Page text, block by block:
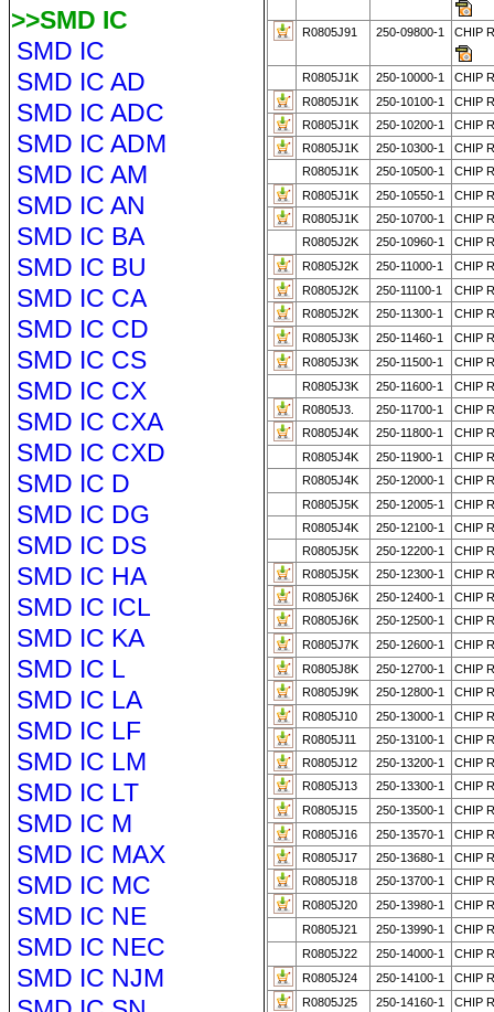
>>SMD IC
SMD IC
SMD IC AD
SMD IC ADC
SMD IC ADM
SMD IC AM
SMD IC AN
SMD IC BA
SMD IC BU
SMD IC CA
SMD IC CD
SMD IC CS
SMD IC CX
SMD IC CXA
SMD IC CXD
SMD IC D
SMD IC DG
SMD IC DS
SMD IC HA
SMD IC ICL
SMD IC KA
SMD IC L
SMD IC LA
SMD IC LF
SMD IC LM
SMD IC LT
SMD IC M
SMD IC MAX
SMD IC MC
SMD IC NE
SMD IC NEC
SMD IC NJM
R0805J91 250-09800-1 CHIP
R0805J1K 250-10000-1
CHIP
R0805J1K
250-10100-1
CHIP
R0805J1K
250-10200-1
CHIP
R0805J1K
250-10300-1
CHIP
R0805J1K
250-10500-1
CHIP
R0805J1K
250-10550-1
CHIP
R0805J1K
250-10700-1
CHIP
R0805J2K
250-10960-1
CHIP
R0805J2K
250-11000-1
CHIP
R0805J2K
250-11100-1
CHIP
R0805J2K
250-11300-1
CHIP
R0805J3K
250-11460-1
CHIP
R0805J3K
250-11500-1
CHIP
R0805J3K
250-11600-1
CHIP
R0805J3.
250-11700-1
CHIP
R0805J4K
250-11800-1
CHIP
R0805J4K
250-11900-1
CHIP
R0805J4K
250-12000-1
CHIP
R0805J5K
250-12005-1
CHIP
R0805J4K
250-12100-1
CHIP
R0805J5K
250-12200-1
CHIP
R0805J5K
250-12300-1
CHIP
R0805J6K
250-12400-1
CHIP
R0805J6K
250-12500-1
CHIP
R0805J7K
250-12600-1
CHIP
R0805J8K
250-12700-1
CHIP
R0805J9K
250-12800-1
CHIP
R0805J10
250-13000-1
CHIP
R0805J11
250-13100-1
CHIP
R0805J12
250-13200-1
CHIP
R0805J13
250-13300-1
CHIP
R0805J15
250-13500-1
CHIP
R0805J16
250-13570-1
CHIP
R0805J17
250-13680-1
CHIP
R0805J18
250-13700-1
CHIP
R0805J20
250-13980-1
CHIP
R0805J21
250-13990-1
CHIP
R0805J22
250-14000-1
CHIP
R0805J24
250-14100-1
CHIP
R0805J25
250-14160-1
CHIP